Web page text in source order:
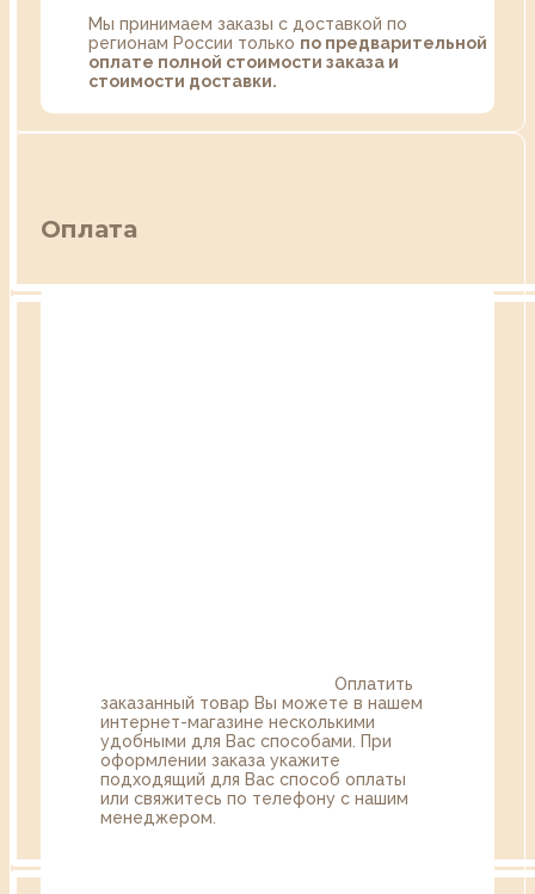
Мы принимаем заказы с доставкой по
регионам России только по предварительной
оплате полной стоимости заказа и
стоимости доставки.
Оплата
Оплатить
заказанный товар Вы можете в нашем
интернет-магазине несколькими
удобными для Вас способами. При
оформлении заказа укажите
подходящий для Вас способ оплаты
или свяжитесь по телефону с нашим
менеджером.